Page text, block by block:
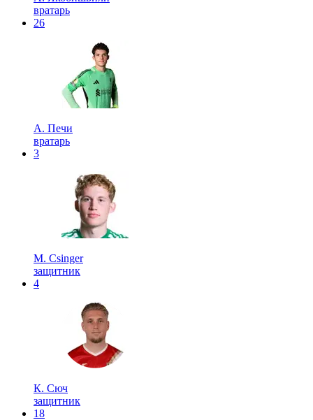
вратарь
26
А. Печи
вратарь
3
M. Csinger
защитник
4
К. Сюч
защитник
18